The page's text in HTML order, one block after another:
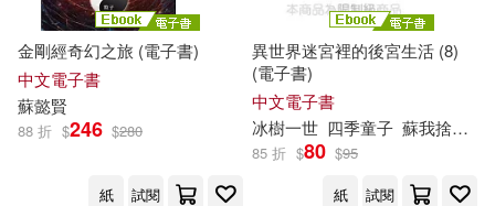
馬叔禮(29)
（英）蘇·阿倫戈(29)
前程編輯部(28)
國防工業出版社(168)
經濟科學出版社(165)
東南大學出版社(164)
金剛經奇幻之旅 (電子書)
中文電子書
蘇懿賢
88 折 $246 $280
紙 試閱
異世界迷宮裡的後宮生活 (8)
(電子書)
中文電子書
冰樹一世 四季童子 蘇我捨恥
85 折 $80 $95
紙
試閱